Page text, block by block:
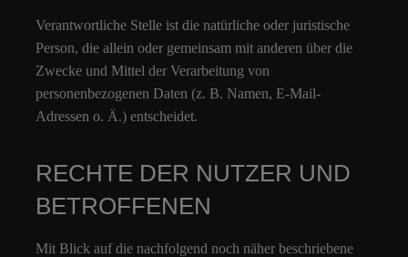
Verantwortliche Stelle ist die natürliche oder juristische
Person, die allein oder gemeinsam mit anderen über die
Zwecke und Mittel der Verarbeitung von
personenbezogenen Daten (z. B. Namen, E-Mail-
Adressen o. Ä.) entscheidet.
RECHTE DER NUTZER UND
BETROFFENEN
Mit Blick auf die nachfolgend noch näher beschriebene